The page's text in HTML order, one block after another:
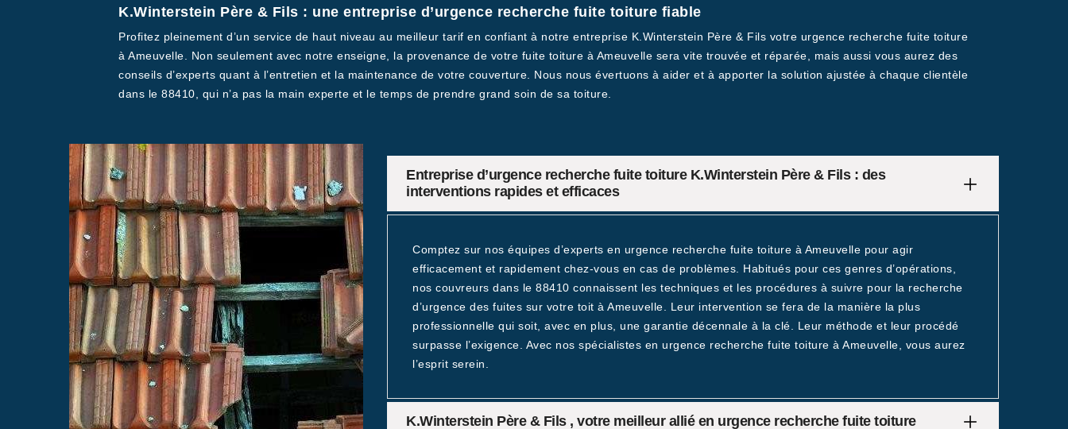
K.Winterstein Père & Fils : une entreprise d’urgence recherche fuite toiture fiable
Profitez pleinement d’un service de haut niveau au meilleur tarif en confiant à notre entreprise K.Winterstein Père & Fils votre urgence recherche fuite toiture
à Ameuvelle. Non seulement avec notre enseigne, la provenance de votre fuite toiture à Ameuvelle sera vite trouvée et réparée, mais aussi vous aurez des
conseils d’experts quant à l’entretien et la maintenance de votre couverture. Nous nous évertuons à aider et à apporter la solution ajustée à chaque clientèle
dans le 88410, qui n’a pas la main experte et le temps de prendre grand soin de sa toiture.
Entreprise d’urgence recherche fuite toiture K.Winterstein Père & Fils : des
interventions rapides et efficaces
Comptez sur nos équipes d’experts en urgence recherche fuite toiture à Ameuvelle pour agir
efficacement et rapidement chez-vous en cas de problèmes. Habitués pour ces genres d’opérations,
nos couvreurs dans le 88410 connaissent les techniques et les procédures à suivre pour la recherche
d’urgence des fuites sur votre toit à Ameuvelle. Leur intervention se fera de la manière la plus
professionnelle qui soit, avec en plus, une garantie décennale à la clé. Leur méthode et leur procédé
surpasse l’exigence. Avec nos spécialistes en urgence recherche fuite toiture à Ameuvelle, vous aurez
l’esprit serein.
K.Winterstein Père & Fils , votre meilleur allié en urgence recherche fuite toiture